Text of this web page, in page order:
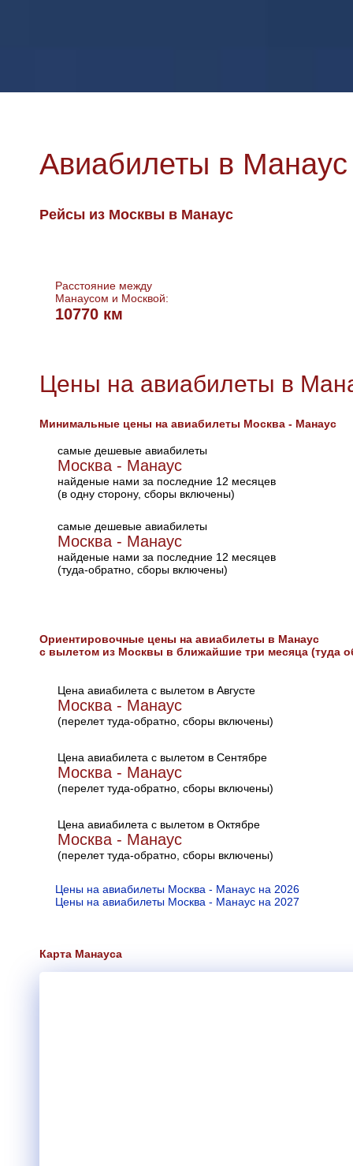
Авиабилеты в Манаус
Рейсы из Москвы в Манаус
Расстояние между
Манаусом и Москвой:
10770 км
Цены на авиабилеты в
Минимальные цены на авиабилеты Москва - Манаус
самые дешевые авиабилеты
Москва - Манаус
найденые нами за последние 12 месяцев
(в одну сторону, сборы включены)
самые дешевые авиабилеты
Москва - Манаус
найденые нами за последние 12 месяцев
(туда-обратно, сборы включены)
Ориентировочные цены на авиабилеты в Манаус
с вылетом из Москвы в ближайшие три месяца (туда
Цена авиабилета с вылетом в Августе
Москва - Манаус
(перелет туда-обратно, сборы включены)
Цена авиабилета с вылетом в Сентябре
Москва - Манаус
(перелет туда-обратно, сборы включены)
Цена авиабилета с вылетом в Октябре
Москва - Манаус
(перелет туда-обратно, сборы включены)
Цены на авиабилеты Москва - Манаус на 2026
Цены на авиабилеты Москва - Манаус на 2027
Карта Манауса